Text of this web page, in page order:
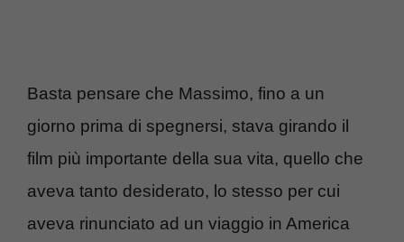
Basta pensare che Massimo, fino a un
giorno prima di spegnersi, stava girando il
film più importante della sua vita, quello che
aveva tanto desiderato, lo stesso per cui
aveva rinunciato ad un viaggio in America